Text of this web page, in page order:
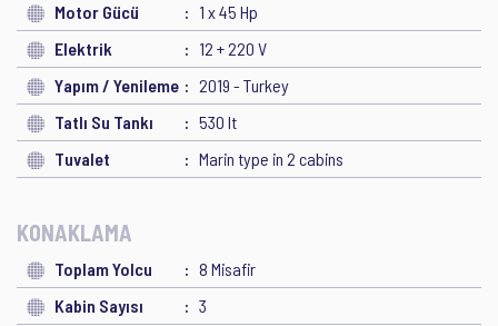
Motor Gücü
1 x 45 Hp
Elektrik
12 + 220 V
Yapım / Yenileme
2019 - Turkey
Tatlı Su Tankı
530 lt
Tuvalet
Marin type in 2 cabins
KONAKLAMA
Toplam Yolcu
8 Misafir
Kabin Sayısı
3